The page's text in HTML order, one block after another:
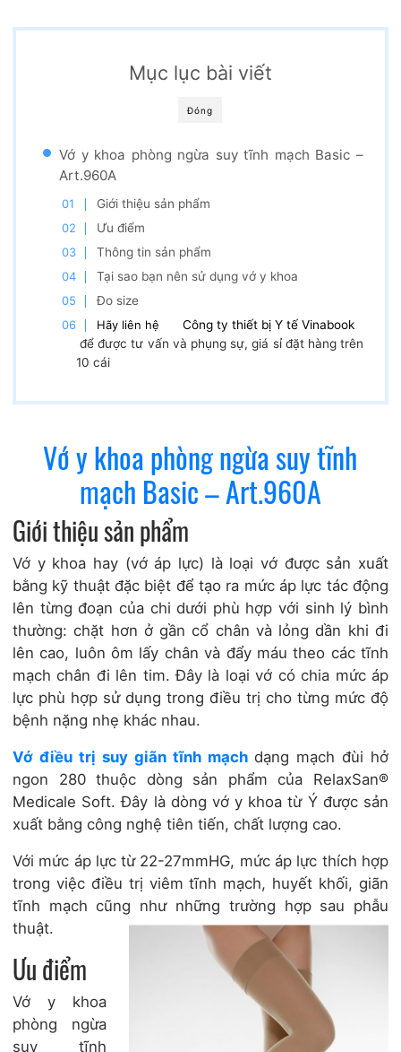
Đóng
Mục lục bài viết
Vớ y khoa phòng ngừa suy tĩnh mạch Basic –
Art.960A
Giới thiệu sản phẩm
Ưu điểm
Thông tin sản phẩm
Tại sao bạn nên sử dụng vớ y khoa
Đo size
Hãy liên hệ
Công ty thiết bị Y tế Vinabook
để được tư vấn và phụng sự, giá sỉ đặt hàng trên
10 cái
Vớ y khoa phòng ngừa suy tĩnh
mạch Basic – Art.960A
Giới thiệu sản phẩm
Vớ y khoa hay (vớ áp lực) là loại vớ được sản xuất
bằng kỹ thuật đặc biệt để tạo ra mức áp lực tác động
lên từng đoạn của chi dưới phù hợp với sinh lý bình
thường: chặt hơn ở gần cổ chân và lỏng dần khi đi
lên cao, luôn ôm lấy chân và đẩy máu theo các tĩnh
mạch chân đi lên tim. Đây là loại vớ có chia mức áp
lực phù hợp sử dụng trong điều trị cho từng mức độ
bệnh nặng nhẹ khác nhau.
Vớ điều trị suy giãn tĩnh mạch dạng mạch đùi hở
ngon 280 thuộc dòng sản phẩm của RelaxSan®
Medicale Soft. Đây là dòng vớ y khoa từ Ý được sản
xuất bằng công nghệ tiên tiến, chất lượng cao.
Với mức áp lực từ 22-27mmHG, mức áp lực thích hợp
trong việc điều trị viêm tĩnh mạch, huyết khối, giãn
tĩnh mạch cũng như những trường hợp sau phẫu
thuật.
Ưu điểm
Vớ y khoa
phòng ngừa
suy tĩnh